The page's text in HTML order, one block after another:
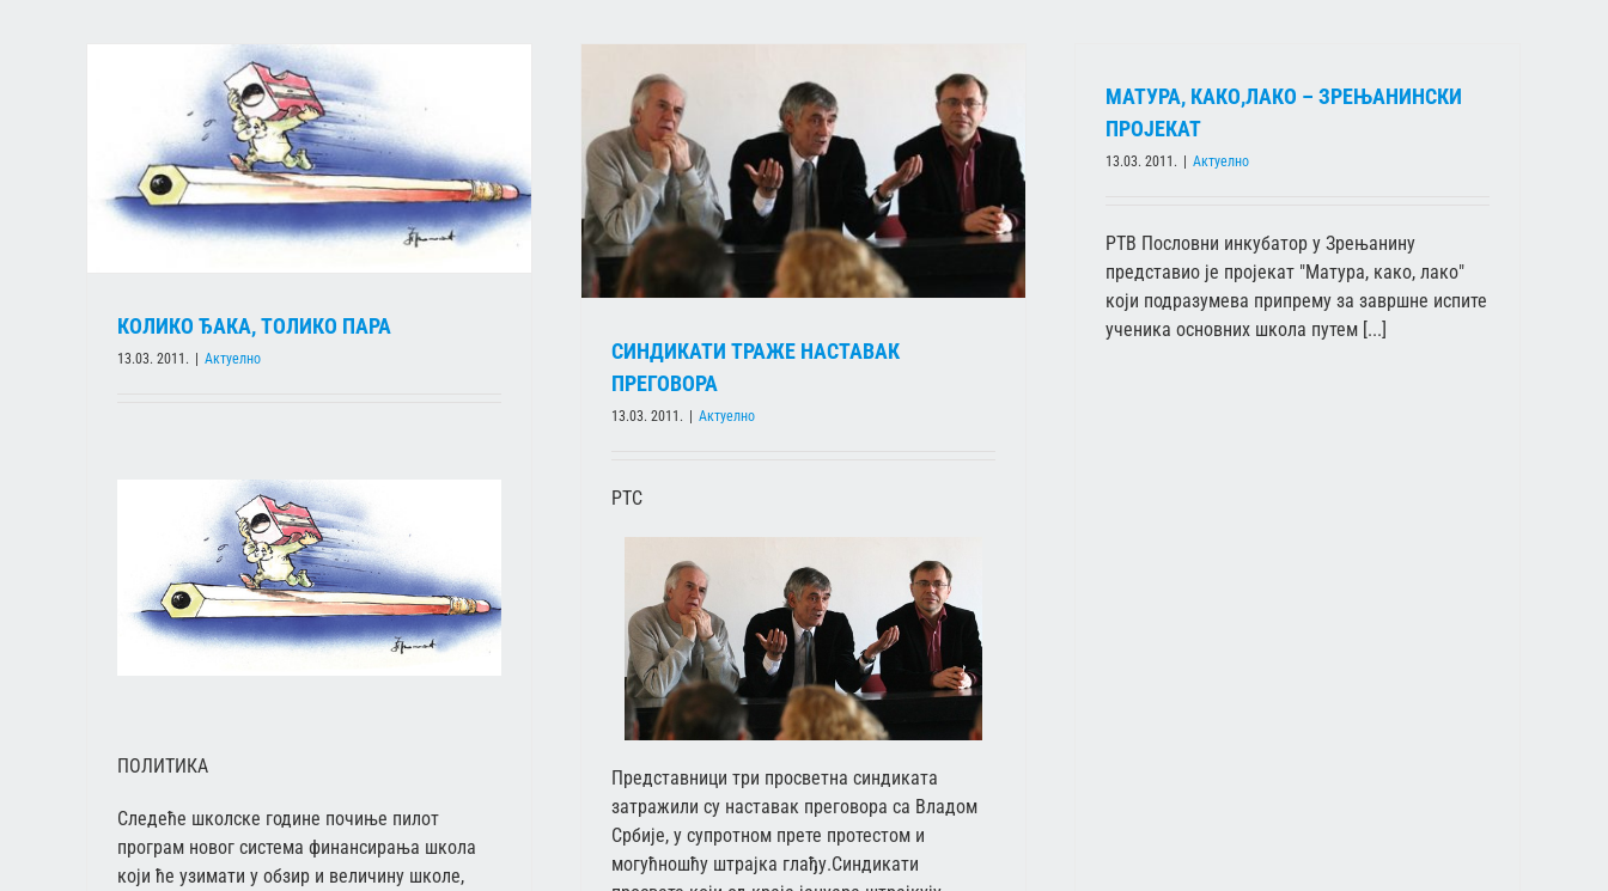
КОЛИКО ЂАКА, ТОЛИКО ПАРА
13.03. 2011. | Актуелно
ПОЛИТИКА
Следеће школске године почиње пилот
програм новог система финансирања школа
који ће узимати у обзир и величину школе,
СИНДИКАТИ ТРАЖЕ НАСТАВАК ПРЕГОВОРА
СИНДИКАТИ ТРАЖЕ НАСТАВАК
ПРЕГОВОРА
13.03. 2011. Актуелно
РТС
Представници три просветна синдиката
затражили су наставак преговора са Владом
Србије, у супротном прете протестом и
могућношћу штрајка глађу.Синдикати
МАТУРА, КАКО,ЛАКО – ЗРЕЊАНИНСКИ
ПРОЈЕКАТ
13.03. 2011. Актуелно
РТВ Пословни инкубатор у Зрењанину
представио је пројекат "Матура, како, лако"
који подразумева припрему за завршне испите
ученика основних школа путем [...]